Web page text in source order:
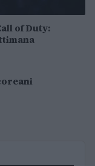
of Duty: